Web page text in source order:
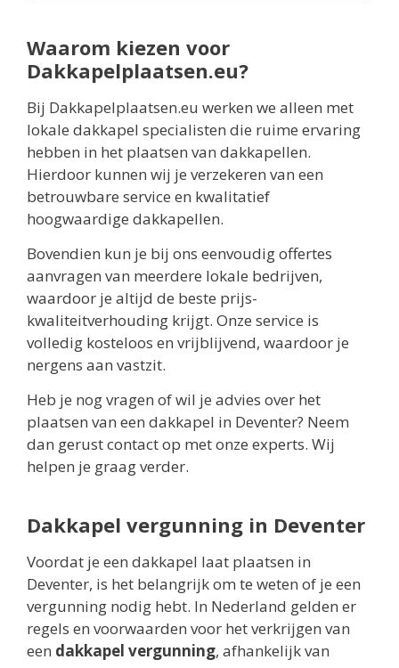
Waarom kiezen voor
Dakkapelplaatsen.eu?
Bij Dakkapelplaatsen.eu werken we alleen met
lokale dakkapel specialisten die ruime ervaring
hebben in het plaatsen van dakkapellen.
Hierdoor kunnen wij je verzekeren van een
betrouwbare service en kwalitatief
hoogwaardige dakkapellen.
Bovendien kun je bij ons eenvoudig offertes
aanvragen van meerdere lokale bedrijven,
waardoor je altijd de beste prijs-
kwaliteitverhouding krijgt. Onze service is
volledig kosteloos en vrijblijvend, waardoor je
nergens aan vastzit.
Heb je nog vragen of wil je advies over het
plaatsen van een dakkapel in Deventer? Neem
dan gerust contact op met onze experts. Wij
helpen je graag verder.
Dakkapel vergunning in Deventer
Voordat je een dakkapel laat plaatsen in
Deventer, is het belangrijk om te weten of je een
vergunning nodig hebt. In Nederland gelden er
regels en voorwaarden voor het verkrijgen van
een dakkapel vergunning, afhankelijk van